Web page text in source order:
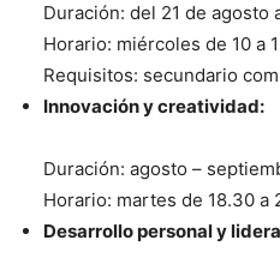
Duración: del 21 de agosto
Horario: miércoles de 10 a
Requisitos: secundario
Innovación y creatividad:
Duración: agosto –
Horario: martes de 18.30 a
Desarrollo personal y